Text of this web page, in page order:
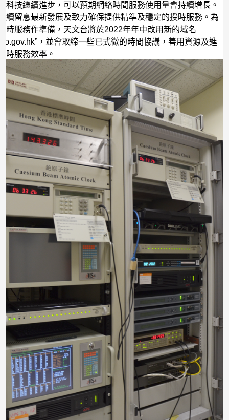
科技繼續進步，可以預期網絡時間服務使用量會持續增長。
續留悥最新發展及致力確保提供精準及穩定的授時服務。為
時服務作準備，天文台將於2022年年中改用新的域名
，並會取締一些已式微的時間協議，善用資源及進
時服務效率。